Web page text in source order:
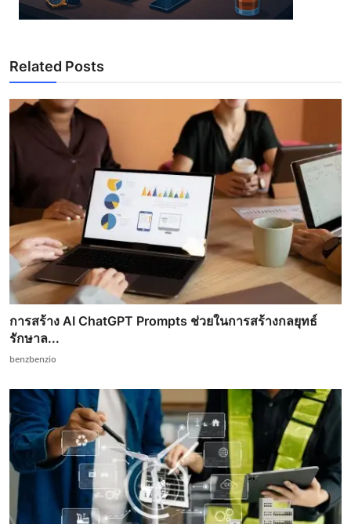
Related Posts
การสร้าง AI ChatGPT Prompts ช่วยในการสร้างกลยุทธ์
รักษาล...
benzbenzio